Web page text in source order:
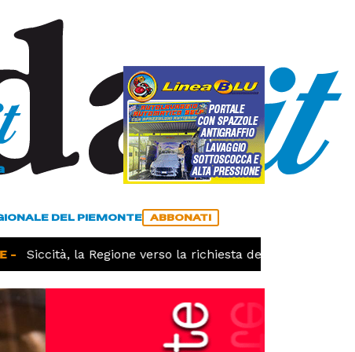
DEL PIEMONTE ABBONATI
Siccità, la Regione verso la richiesta dello stato di